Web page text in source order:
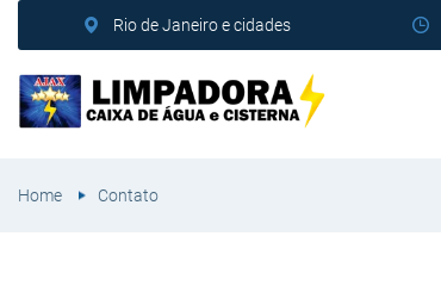
Rio de Janeiro e cidades
Home Contato